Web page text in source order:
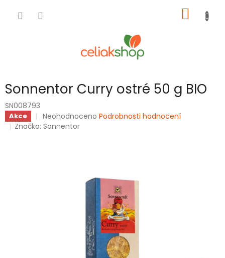
KOŠÍK
Sonnentor Curry ostré 50 g BIO
SN008793
Akce
Průměrné
hodnocení
Neohodnoceno Podrobnosti hodnocení
Značka:Sonnentor